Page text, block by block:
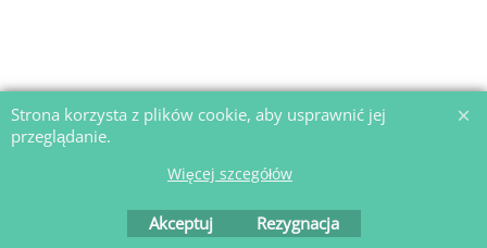
Strona korzysta z plików cookie, aby usprawnić jej
przeglądanie.
Więcej szcegółów
Akceptuj Rezygnacja